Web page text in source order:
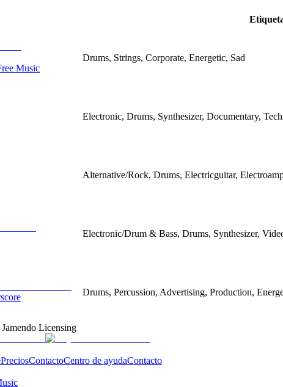
Music
Drums, Strings, Corporate, Energetic, Sad
Electronic, Drums, Synthesizer, Documentary,
Alternative/Rock, Drums, Electricguitar,
Electronic/Drum & Bass, Drums, Synthesizer,
Drums, Percussion, Advertising, Production,
Jamendo Licensing
PreciosContactoCentro de ayudaContacto